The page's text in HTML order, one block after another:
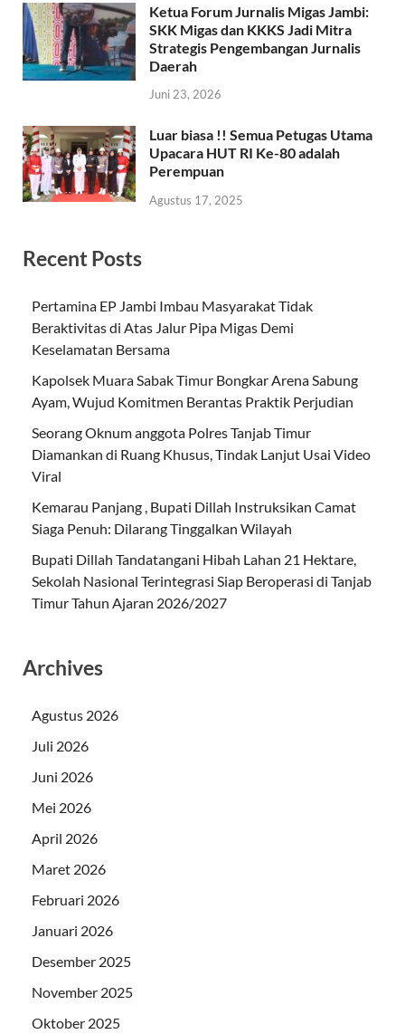
Ketua Forum Jurnalis Migas Jambi:
SKK Migas dan KKKS Jadi Mitra
Strategis Pengembangan Jurnalis
Daerah
Juni 23, 2026
Luar biasa !! Semua Petugas Utama
Upacara HUT RI Ke-80 adalah
Perempuan
Agustus 17, 2025
Recent Posts
Pertamina EP Jambi Imbau Masyarakat Tidak
Beraktivitas di Atas Jalur Pipa Migas Demi
Keselamatan Bersama
Kapolsek Muara Sabak Timur Bongkar Arena Sabung
Ayam, Wujud Komitmen Berantas Praktik Perjudian
Seorang Oknum anggota Polres Tanjab Timur
Diamankan di Ruang Khusus, Tindak Lanjut Usai Video
Viral
Kemarau Panjang , Bupati Dillah Instruksikan Camat
Siaga Penuh: Dilarang Tinggalkan Wilayah
Bupati Dillah Tandatangani Hibah Lahan 21 Hektare,
Sekolah Nasional Terintegrasi Siap Beroperasi di Tanjab
Timur Tahun Ajaran 2026/2027
Archives
Agustus 2026
Juli 2026
Juni 2026
Mei 2026
April 2026
Maret 2026
Februari 2026
Januari 2026
Desember 2025
November 2025
Oktober 2025